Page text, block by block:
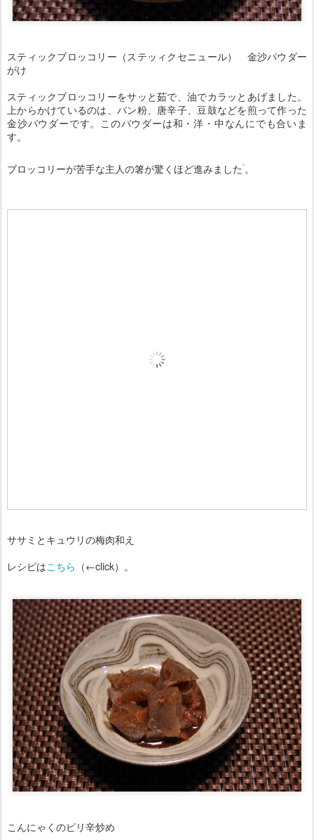
スティックブロッコリー（ステッィクセニュール） 金沙パウダー
がけ
スティックブロッコリーをサッと茹で、油でカラッとあげました。
上からかけているのは、パン粉、唐辛子、豆鼓などを煎って作った
金沙パウダーです。このパウダーは和・洋・中なんにでも合いま
す。
ブロッコリーが苦手な主人の箸が驚くほど進みました 。
ササミとキュウリの梅肉和え
レシピはこちら （←click）。
こんにゃくのピリ辛炒め